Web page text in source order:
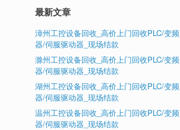
最新文章
漳州工控设备回收_高价上门回收PLC/变频
器/伺服驱动器_现场结款
滁州工控设备回收_高价上门回收PLC/变频
器/伺服驱动器_现场结款
湖州工控设备回收_高价上门回收PLC/变频
器/伺服驱动器_现场结款
温州工控设备回收_高价上门回收PLC/变频
器/伺服驱动器_现场结款